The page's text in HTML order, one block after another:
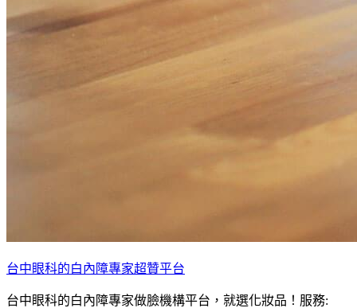
台中眼科的白內障專家超贊平台
台中眼科的白內障專家做臉機構平台，就選化妝品！服務: